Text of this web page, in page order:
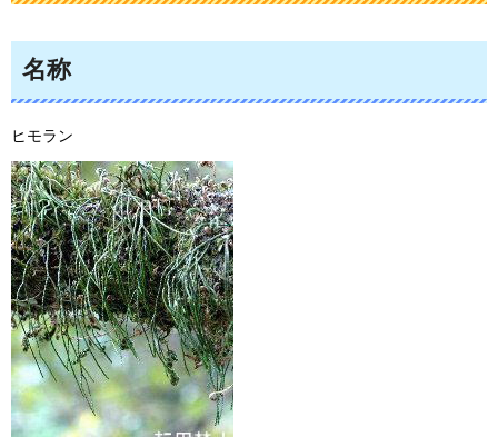
名称
ヒモラン